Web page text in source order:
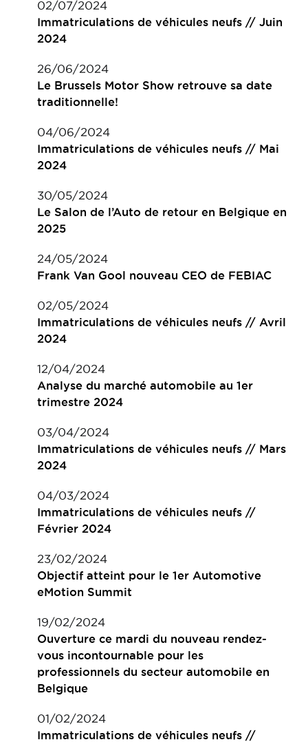
02/07/2024
Immatriculations de véhicules neufs // Juin
2024
26/06/2024
Le Brussels Motor Show retrouve sa date
traditionnelle!
04/06/2024
Immatriculations de véhicules neufs // Mai
2024
30/05/2024
Le Salon de l’Auto de retour en Belgique en
2025
24/05/2024
Frank Van Gool nouveau CEO de FEBIAC
02/05/2024
Immatriculations de véhicules neufs // Avril
2024
12/04/2024
Analyse du marché automobile au 1er
trimestre 2024
03/04/2024
Immatriculations de véhicules neufs // Mars
2024
04/03/2024
Immatriculations de véhicules neufs //
Février 2024
23/02/2024
Objectif atteint pour le 1er Automotive
eMotion Summit
19/02/2024
Ouverture ce mardi du nouveau rendez-
vous incontournable pour les
professionnels du secteur automobile en
Belgique
01/02/2024
Immatriculations de véhicules neufs //